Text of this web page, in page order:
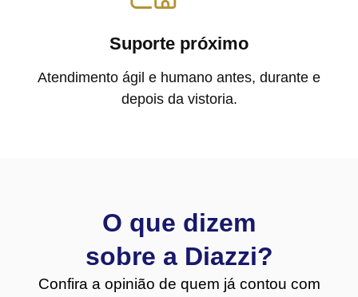
Suporte próximo
Atendimento ágil e humano antes, durante e
depois da vistoria.
O que dizem
sobre a Diazzi?
Confira a opinião de quem já contou com